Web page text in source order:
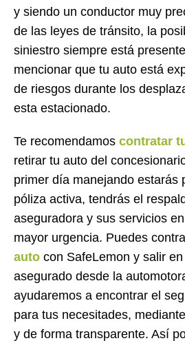
y siendo un conductor muy
de las leyes de tránsito, la
siniestro siempre está
mencionar que tu auto está
de riesgos durante los
esta estacionado.
Te recomendamos contratar
retirar tu auto del
primer día manejando estarás
póliza activa, tendrás el
aseguradora y sus servicios
mayor urgencia. Puedes
auto con SafeLemon y salir
asegurado desde la
ayudaremos a encontrar el
para tus necesitades,
y de forma transparente. Así